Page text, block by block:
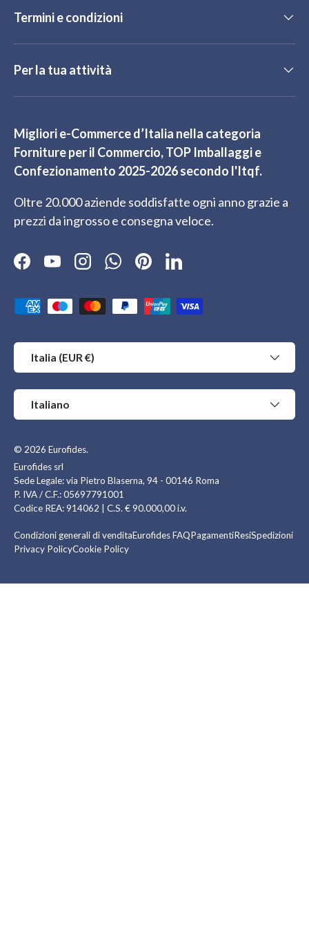
Termini e condizioni
Per la tua attività
Migliori e-Commerce d’Italia nella categoria
Forniture per il Commercio, TOP Imballaggi e
Confezionamento 2025-2026 secondo l'Itqf.
Oltre 20.000 aziende soddisfatte ogni anno grazie a
prezzi da ingrosso e consegna veloce.
Facebook
YouTubeInstagramWhatsApp
PinterestLinkedIn
Metodi di pagamento accettati
Paese/Regione
Italia (EUR €)
Lingua
Italiano
© 2026 Eurofides.
Eurofides srl
Sede Legale: via Pietro Blaserna, 94 - 00146 Roma
P. IVA / C.F.: 05697791001
Codice REA: 914062 | C.S. € 90.000,00 i.v.
Condizioni generali di venditaEurofides FAQPagamentiResiSpedizioni
Privacy PolicyCookie Policy